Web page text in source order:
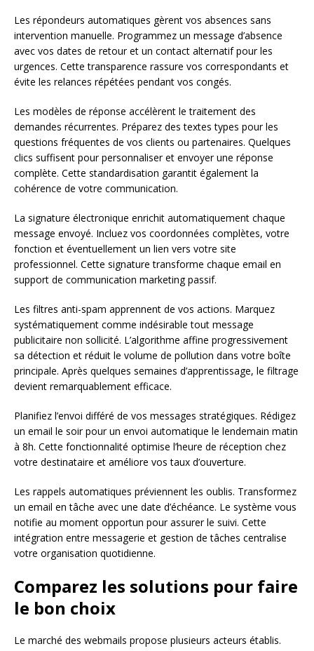
Les répondeurs automatiques gèrent vos absences sans
intervention manuelle. Programmez un message d’absence
avec vos dates de retour et un contact alternatif pour les
urgences. Cette transparence rassure vos correspondants et
évite les relances répétées pendant vos congés.
Les modèles de réponse accélèrent le traitement des
demandes récurrentes. Préparez des textes types pour les
questions fréquentes de vos clients ou partenaires. Quelques
clics suffisent pour personnaliser et envoyer une réponse
complète. Cette standardisation garantit également la
cohérence de votre communication.
La signature électronique enrichit automatiquement chaque
message envoyé. Incluez vos coordonnées complètes, votre
fonction et éventuellement un lien vers votre site
professionnel. Cette signature transforme chaque email en
support de communication marketing passif.
Les filtres anti-spam apprennent de vos actions. Marquez
systématiquement comme indésirable tout message
publicitaire non sollicité. L’algorithme affine progressivement
sa détection et réduit le volume de pollution dans votre boîte
principale. Après quelques semaines d’apprentissage, le filtrage
devient remarquablement efficace.
Planifiez l’envoi différé de vos messages stratégiques. Rédigez
un email le soir pour un envoi automatique le lendemain matin
à 8h. Cette fonctionnalité optimise l’heure de réception chez
votre destinataire et améliore vos taux d’ouverture.
Les rappels automatiques préviennent les oublis. Transformez
un email en tâche avec une date d’échéance. Le système vous
notifie au moment opportun pour assurer le suivi. Cette
intégration entre messagerie et gestion de tâches centralise
votre organisation quotidienne.
Comparez les solutions pour faire
le bon choix
Le marché des webmails propose plusieurs acteurs établis.